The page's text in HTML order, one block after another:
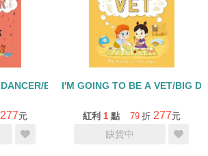
I'M GOING TO BE A DANCER/BIG DREAMS FOR LITTLE
277元
I'M GOING TO
紅利 1 點 79 折 277元
缺貨中